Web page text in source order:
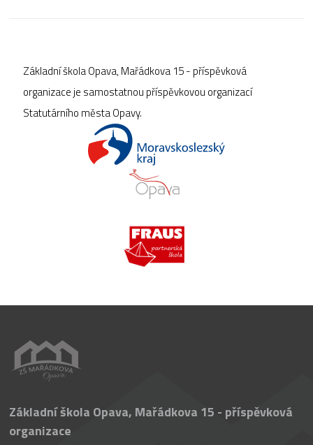
Základní škola Opava, Mařádkova 15 - příspěvková
organizace je samostatnou příspěvkovou organizací
Statutárního města Opavy.
Základní škola Opava, Mařádkova 15 - příspěvková
organizace